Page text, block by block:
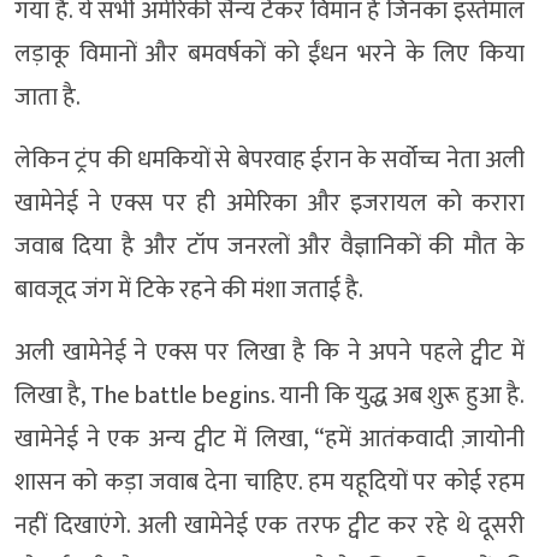
गया है. ये सभी अमेरिकी सैन्य टैंकर विमान हैं जिनका इस्तेमाल
लड़ाकू विमानों और बमवर्षकों को ईंधन भरने के लिए किया
जाता है.
लेकिन ट्रंप की धमकियों से बेपरवाह ईरान के सर्वोच्च नेता अली
खामेनेई ने एक्स पर ही अमेरिका और इजरायल को करारा
जवाब दिया है और टॉप जनरलों और वैज्ञानिकों की मौत के
बावजूद जंग में टिके रहने की मंशा जताई है.
अली खामेनेई ने एक्स पर लिखा है कि ने अपने पहले ट्वीट में
लिखा है, The battle begins. यानी कि युद्ध अब शुरू हुआ है.
खामेनेई ने एक अन्य ट्वीट में लिखा, “हमें आतंकवादी ज़ायोनी
शासन को कड़ा जवाब देना चाहिए. हम यहूदियों पर कोई रहम
नहीं दिखाएंगे. अली खामेनेई एक तरफ ट्वीट कर रहे थे दूसरी